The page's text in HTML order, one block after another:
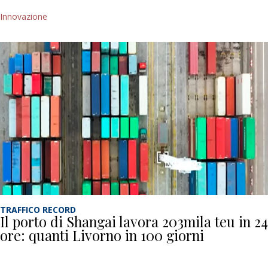
Innovazione
TRAFFICO RECORD
Il porto di Shangai lavora 203mila teu in 24
ore: quanti Livorno in 100 giorni